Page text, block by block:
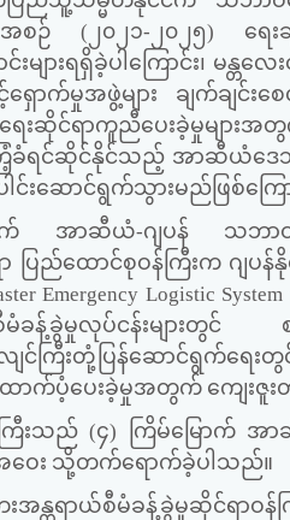
စီအစဉ် (၂၀၂၁-၂၀၂၅) ရ
းရရှိခဲ့ပါကြောင်း၊ မန္တလ
င့်ရှောက်မှုအဖွဲ့များ ချက်ချင်
ဆိုင်ရာကူညီပေးခဲ့မှုများအတွ
ကြံ့ခံရင်ဆိုင်နိုင်သည့် အာဆီယံဒ
င်းဆောင်ရွက်သွားမည်ဖြစ်ကြ
အာဆီယံ-ဂျပန် သဘာဝဘေ
ည်ထောင်စုဝန်ကြီးက ဂျပန်
Emergency Logistic
မံခန့်ခွဲမှုလုပ်ငန်းများတွ
လျင်ကြီးတုံ့ပြန်ဆောင်ရွက်ရေး
က်ပံ့ပေးခဲ့မှုအတွက် ကျေးဇူးတင်
းသည် (၄) ကြိမ်မြောက် အာ
ဝေး သို့တက်ရောက်ခဲ့ပါသည်။
န္တရာယ်စီမံခန့်ခွဲမှုဆိုင်ရာဝ